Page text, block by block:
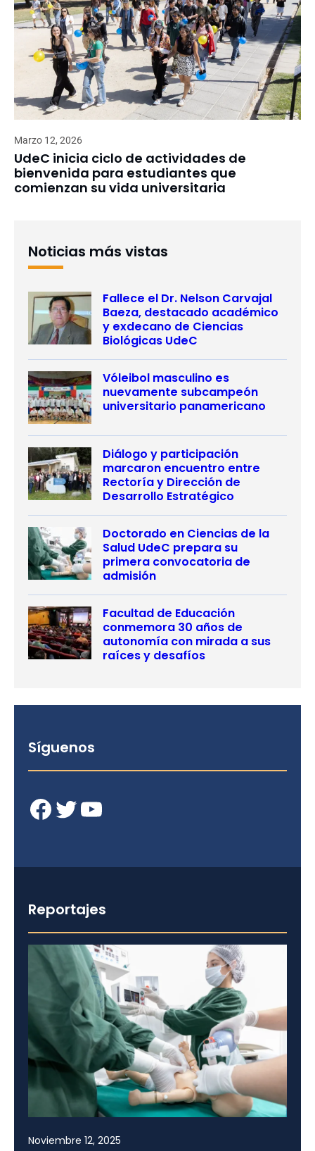
Marzo 12, 2026
UdeC inicia ciclo de actividades de
bienvenida para estudiantes que
comienzan su vida universitaria
Noticias más vistas
Fallece el Dr. Nelson Carvajal
Baeza, destacado académico
y exdecano de Ciencias
Biológicas UdeC
Vóleibol masculino es
nuevamente subcampeón
universitario panamericano
Diálogo y participación
marcaron encuentro entre
Rectoría y Dirección de
Desarrollo Estratégico
Doctorado en Ciencias de la
Salud UdeC prepara su
primera convocatoria de
admisión
Facultad de Educación
conmemora 30 años de
autonomía con mirada a sus
raíces y desafíos
Síguenos
Facebook Twitter YouTube
Reportajes
Noviembre 12, 2025